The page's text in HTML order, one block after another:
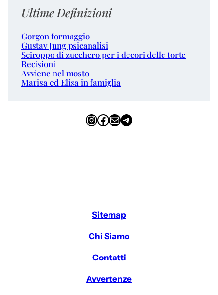
Ultime Definizioni
Gorgon formaggio
Gustav Jung psicanalisi
Sciroppo di zucchero per i decori delle torte
Recisioni
Avviene nel mosto
Marisa ed Elisa in famiglia
InstagramFacebook Email Telegram
Sitemap
Chi Siamo
Contatti
Avvertenze